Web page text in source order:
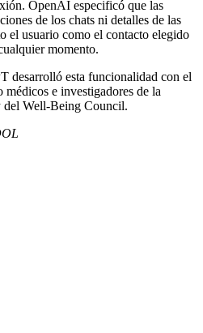
OpenAI especificó que las
de los chats ni detalles de las
el usuario como el contacto elegido
momento.
desarrolló esta funcionalidad con el
e investigadores de la
del Well-Being Council.